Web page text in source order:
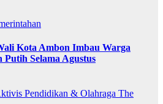
Kota Ambon Imbau Warga
Selama Agustus
Pendidikan & Olahraga The